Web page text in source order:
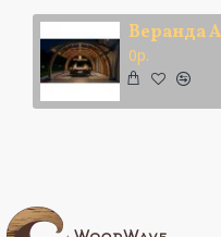
Веранда
0р.